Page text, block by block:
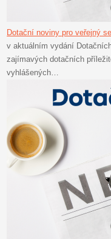
Dotační noviny pro veřejný
v aktuálním vydání
zajímavých dotačních
vyhlášených…